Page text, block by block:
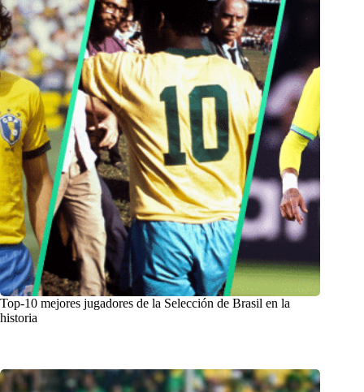
Top-10 mejores jugadores de la Selección de Brasil en la
historia